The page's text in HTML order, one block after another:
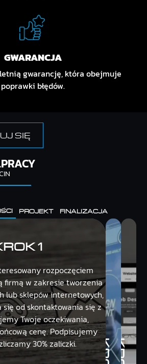
GWARANCJA
gwarancję, która obejmuje
poprawki błędów.
SIĘ
PROJEKT FINALIZACJA
1
rozpoczęciem
firmą w zakresie tworzenia
lub sklepów internetowych,
się od skontaktowania się z
Twoje oczekiwania,
cenę. Podpisujemy
30% zaliczki.